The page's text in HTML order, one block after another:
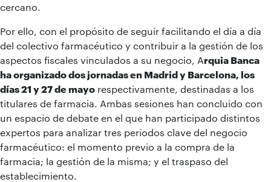
cercano.
Por ello, con el propósito de seguir facilitando el día a día
del colectivo farmacéutico y contribuir a la gestión de los
aspectos fiscales vinculados a su negocio, Arquia Banca
ha organizado dos jornadas en Madrid y Barcelona, los
días 21 y 27 de mayo respectivamente, destinadas a los
titulares de farmacia. Ambas sesiones han concluido con
un espacio de debate en el que han participado distintos
expertos para analizar tres periodos clave del negocio
farmacéutico: el momento previo a la compra de la
farmacia; la gestión de la misma; y el traspaso del
establecimiento.